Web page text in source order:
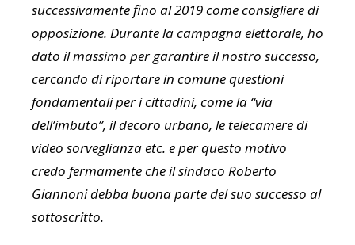
successivamente fino al 2019 come consigliere di
opposizione. Durante la campagna elettorale, ho
dato il massimo per garantire il nostro successo,
cercando di riportare in comune questioni
fondamentali per i cittadini, come la “via
dell’imbuto”, il decoro urbano, le telecamere di
video sorveglianza etc. e per questo motivo
credo fermamente che il sindaco Roberto
Giannoni debba buona parte del suo successo al
sottoscritto.